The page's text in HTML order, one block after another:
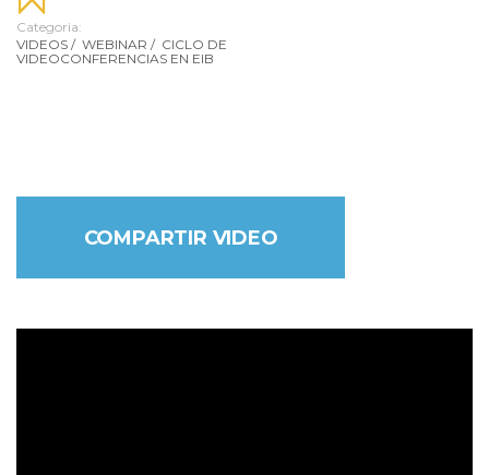
Categoria:
VIDEOS / WEBINAR / CICLO DE
VIDEOCONFERENCIAS EN EIB
COMPARTIR VIDEO